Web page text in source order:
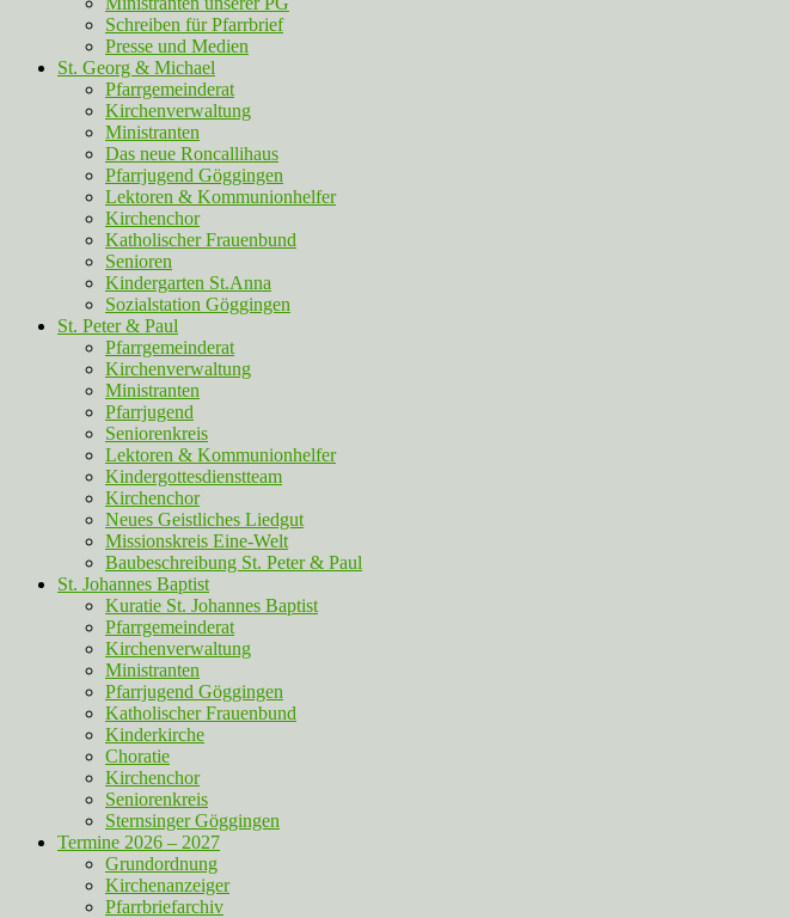
Schreiben für Pfarrbrief
Presse und Medien
St. Georg & Michael
Pfarrgemeinderat
Kirchenverwaltung
Ministranten
Das neue Roncallihaus
Pfarrjugend Göggingen
Lektoren & Kommunionhelfer
Kirchenchor
Katholischer Frauenbund
Senioren
Kindergarten St.Anna
Sozialstation Göggingen
St. Peter & Paul
Pfarrgemeinderat
Kirchenverwaltung
Ministranten
Pfarrjugend
Seniorenkreis
Lektoren & Kommunionhelfer
Kindergottesdienstteam
Kirchenchor
Neues Geistliches Liedgut
Missionskreis Eine-Welt
Baubeschreibung St. Peter & Paul
St. Johannes Baptist
Kuratie St. Johannes Baptist
Pfarrgemeinderat
Kirchenverwaltung
Ministranten
Pfarrjugend Göggingen
Katholischer Frauenbund
Kinderkirche
Choratie
Kirchenchor
Seniorenkreis
Sternsinger Göggingen
Termine 2026 – 2027
Grundordnung
Kirchenanzeiger
Pfarrbriefarchiv